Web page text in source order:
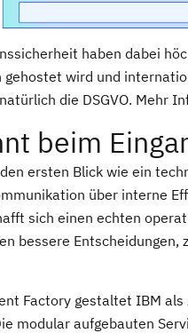
haben dabei
gehostet wird und
die DSGVO. Mehr
beim
ersten Blick wie ein
über interne
sich einen echten
bessere Entscheidungen,
Factory gestaltet IBM
modular aufgebauten